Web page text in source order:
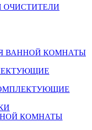
ОЧИСТИТЕЛИ
ВАННОЙ КОМНАТЫ
КОМНАТЫ